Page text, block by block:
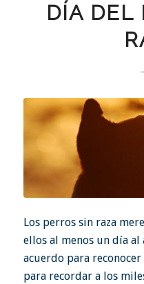
DÍA DEL
Los perros sin raza
ellos al menos un día al
acuerdo para
para recordar a los